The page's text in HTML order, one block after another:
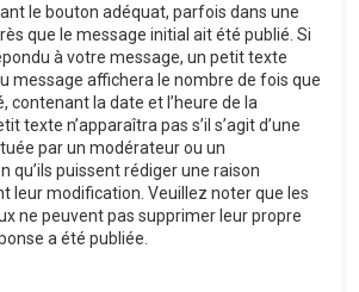
le bouton adéquat, parfois dans une
que le message initial ait été publié. Si
à votre message, un petit texte
message affichera le nombre de fois que
contenant la date et l’heure de la
texte n’apparaîtra pas s’il s’agit d’une
par un modérateur ou un
qu’ils puissent rédiger une raison
leur modification. Veuillez noter que les
ne peuvent pas supprimer leur propre
a été publiée.